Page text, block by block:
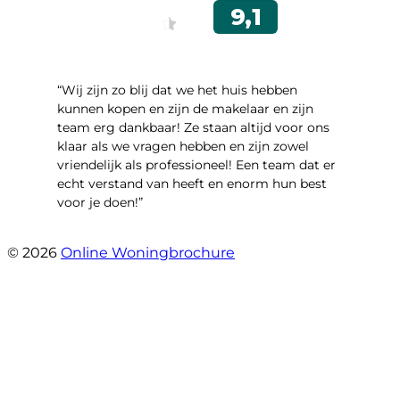
“Wij zijn zo blij dat we het huis hebben
kunnen kopen en zijn de makelaar en zijn
team erg dankbaar! Ze staan altijd voor ons
klaar als we vragen hebben en zijn zowel
vriendelijk als professioneel! Een team dat er
echt verstand van heeft en enorm hun best
voor je doen!”
© 2026 Online Woningbrochure